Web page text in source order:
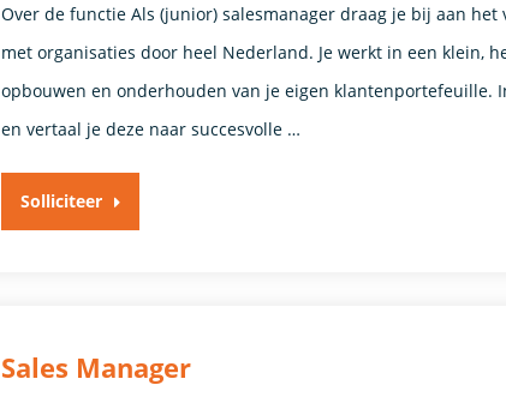
Over de functie Als (junior) salesmanager draag je bij aan
met organisaties door heel Nederland. Je werkt in een klein,
opbouwen en onderhouden van je eigen klantenportefeuille.
en vertaal je deze naar succesvolle …
Solliciteer
Sales Manager